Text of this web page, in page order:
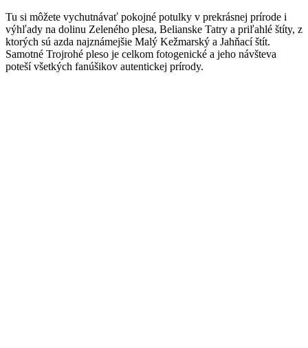
Tu si môžete vychutnávať pokojné potulky v prekrásnej prírode i
výhľady na dolinu Zeleného plesa, Belianske Tatry a priľahlé štíty, z
ktorých sú azda najznámejšie Malý Kežmarský a Jahňací štít.
Samotné Trojrohé pleso je celkom fotogenické a jeho návšteva
poteší všetkých fanúšikov autentickej prírody.